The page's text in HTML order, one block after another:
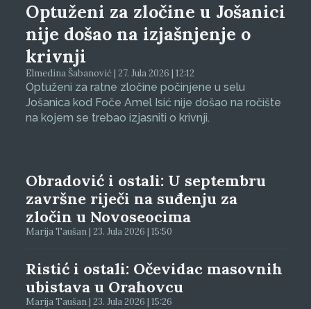
Optuženi za zločine u Jošanici
nije došao na izjašnjenje o
krivnji
Elmedina Šabanović | 27. Jula 2026 | 12:12
Optuženi za ratne zločine počinjene u selu
Jošanica kod Foče Amel Isić nije došao na ročište
na kojem se trebao izjasniti o krivnji.
Obradović i ostali: U septembru
završne riječi na suđenju za
zločin u Novoseocima
Marija Taušan | 23. Jula 2026 | 15:50
Ristić i ostali: Očevidac masovnih
ubistava u Orahovcu
Marija Taušan | 23. Jula 2026 | 15:26